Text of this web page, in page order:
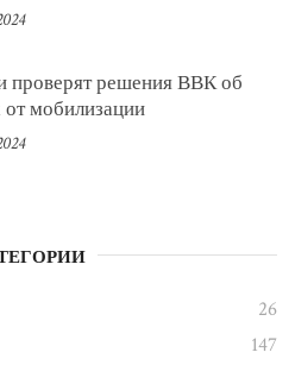
проверят решения ВВК об
от мобилизации
26
147